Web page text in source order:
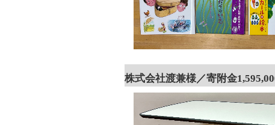
株式会社渡兼様／寄附金